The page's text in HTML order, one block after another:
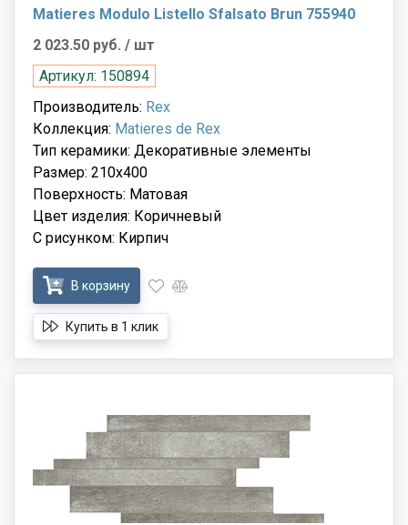
Matieres Modulo Listello Sfalsato Brun 755940
2 023.50 руб. / шт
Артикул: 150894
Производитель: Rex
Коллекция: Matieres de Rex
Тип керамики: Декоративные элементы
Размер: 210x400
Поверхность: Матовая
Цвет изделия: Коричневый
С рисунком: Кирпич
В корзину
Купить в 1 клик